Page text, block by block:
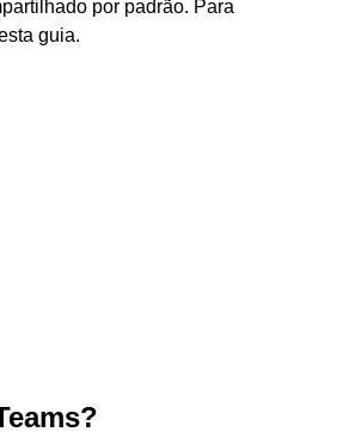
por padrão. Para
guia.